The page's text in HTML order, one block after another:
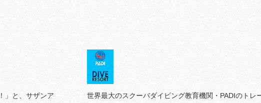
」と、サザンア
世界最大のスクーバダイビング教育機関・PADIのトレ